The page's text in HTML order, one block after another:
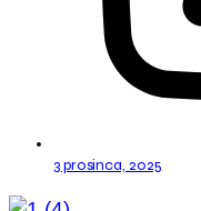
3 prosinca, 2025